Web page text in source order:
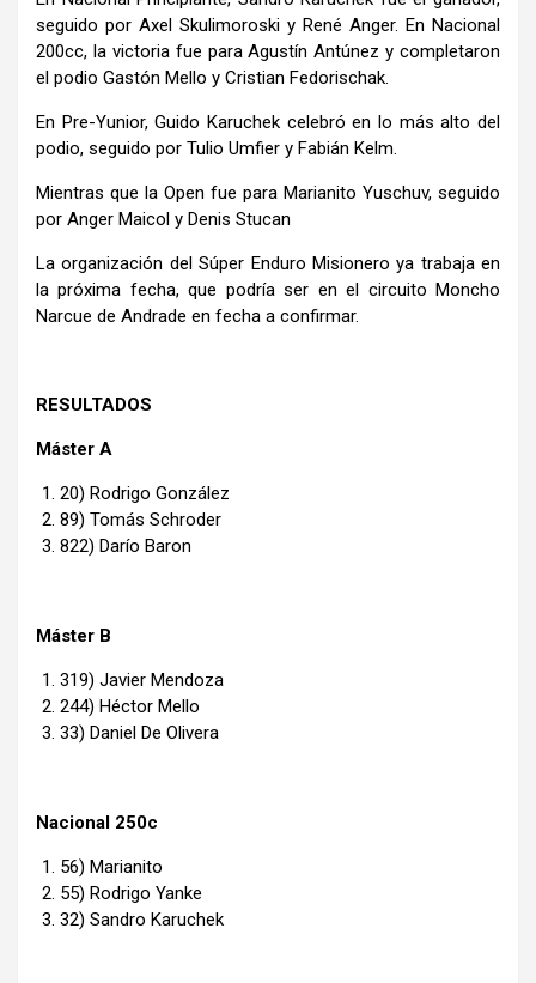
seguido por Axel Skulimoroski y René Anger. En Nacional
200cc, la victoria fue para Agustín Antúnez y completaron
el podio Gastón Mello y Cristian Fedorischak.
En Pre-Yunior, Guido Karuchek celebró en lo más alto del
podio, seguido por Tulio Umfier y Fabián Kelm.
Mientras que la Open fue para Marianito Yuschuv, seguido
por Anger Maicol y Denis Stucan
La organización del Súper Enduro Misionero ya trabaja en
la próxima fecha, que podría ser en el circuito Moncho
Narcue de Andrade en fecha a confirmar.
RESULTADOS
Máster A
20) Rodrigo González
89) Tomás Schroder
822) Darío Baron
Máster B
319) Javier Mendoza
244) Héctor Mello
33) Daniel De Olivera
Nacional 250c
56) Marianito
55) Rodrigo Yanke
32) Sandro Karuchek